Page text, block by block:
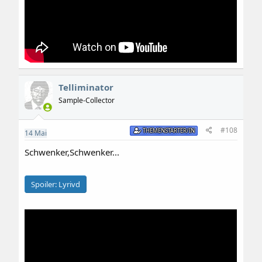
Telliminator
Sample-Collector
14 Mai THEMENSTARTER/IN #108
Schwenker,Schwenker...
Spoiler: Lyrivd